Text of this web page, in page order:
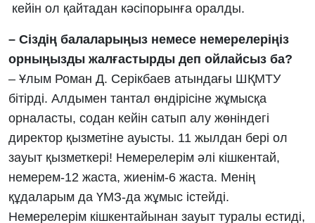
кейін ол қайтадан кәсіпорынға оралды.
– Сіздің балаларыңыз немесе немерелеріңіз
орныңызды жалғастырды деп ойлайсыз ба?
– Ұлым Роман Д. Серікбаев атындағы ШҚМТУ
бітірді. Алдымен тантал өндірісіне жұмысқа
орналасты, содан кейін сатып алу жөніндегі
директор қызметіне ауысты. 11 жылдан бері ол
зауыт қызметкері! Немерелерім әлі кішкентай,
немерем-12 жаста, жиенім-6 жаста. Менің
құдаларым да ҮМЗ-да жұмыс істейді.
Немерелерім кішкентайынан зауыт туралы естиді,